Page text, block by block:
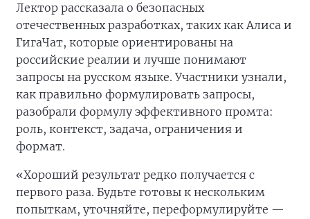
Лектор рассказала о безопасных
отечественных разработках, таких как Алиса и
ГигаЧат, которые ориентированы на
российские реалии и лучше понимают
запросы на русском языке. Участники узнали,
как правильно формулировать запросы,
разобрали формулу эффективного промта:
роль, контекст, задача, ограничения и
формат.
«Хороший результат редко получается с
первого раза. Будьте готовы к нескольким
попыткам, уточняйте, переформулируйте —